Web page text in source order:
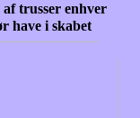
trusser enhver
have i skabet